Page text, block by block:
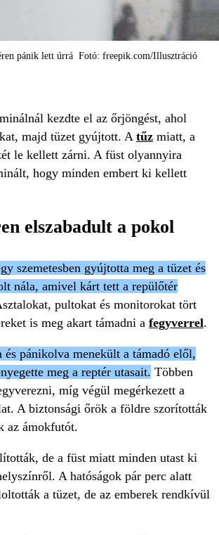
pánik lett úrrá Fotó: freepik.com/Illusztráció
kezdte el az őrjöngést, ahol
majd tüzet gyújtott. A tűz miatt, a
le kellett zárni. A füst olyannyira
hogy minden embert ki kellett
elszabadult a pokol
szemetesben gyújtotta meg a tüzet és
nála, amivel kárt tett a repülőtér
pultokat és monitorokat tört
is meg akart támadni a fegyverrel.
pánikolva menekült a támadó elől,
meg a reptér utasait. Többen
míg végül megérkezett a
A biztonsági őrök a földre szorították
az ámokfutót.
de a füst miatt minden utast ki
A hatóságok pár perc alatt
a tüzet, de az emberek rendkívül